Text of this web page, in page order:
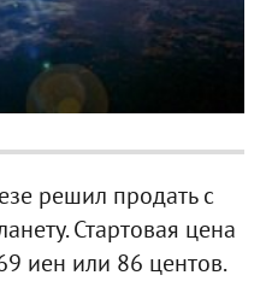
решил продать с
Стартовая цена
иен или 86 центов.